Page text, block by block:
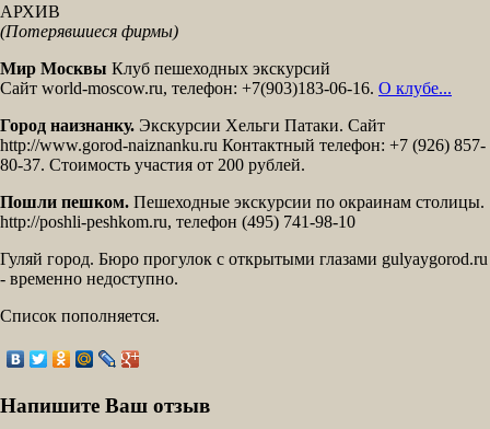
АРХИВ
(Потерявшиеся фирмы)
Мир Москвы Клуб пешеходных экскурсий
Сайт world-moscow.ru, телефон: +7(903)183-06-16. О клубе...
Город наизнанку. Экскурсии Хельги Патаки. Сайт
http://www.gorod-naiznanku.ru Контактный телефон: +7 (926) 857-
80-37. Стоимость участия от 200 рублей.
Пошли пешком. Пешеходные экскурсии по окраинам столицы.
http://poshli-peshkom.ru, телефон (495) 741-98-10
Гуляй город. Бюро прогулок с открытыми глазами gulyaygorod.ru
- временно недоступно.
Список пополняется.
Напишите Ваш отзыв